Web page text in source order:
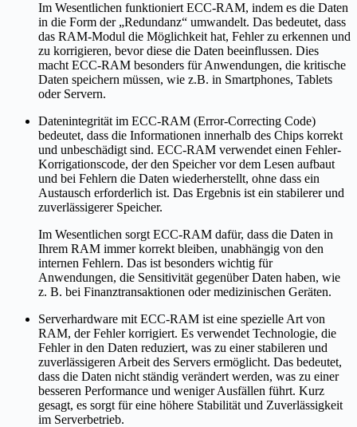
Im Wesentlichen funktioniert ECC-RAM, indem es die Daten
in die Form der „Redundanz“ umwandelt. Das bedeutet, dass
das RAM-Modul die Möglichkeit hat, Fehler zu erkennen und
zu korrigieren, bevor diese die Daten beeinflussen. Dies
macht ECC-RAM besonders für Anwendungen, die kritische
Daten speichern müssen, wie z.B. in Smartphones, Tablets
oder Servern.
Datenintegrität im ECC-RAM (Error-Correcting Code)
bedeutet, dass die Informationen innerhalb des Chips korrekt
und unbeschädigt sind. ECC-RAM verwendet einen Fehler-
Korrigationscode, der den Speicher vor dem Lesen aufbaut
und bei Fehlern die Daten wiederherstellt, ohne dass ein
Austausch erforderlich ist. Das Ergebnis ist ein stabilerer und
zuverlässigerer Speicher.
Im Wesentlichen sorgt ECC-RAM dafür, dass die Daten in
Ihrem RAM immer korrekt bleiben, unabhängig von den
internen Fehlern. Das ist besonders wichtig für
Anwendungen, die Sensitivität gegenüber Daten haben, wie
z. B. bei Finanztransaktionen oder medizinischen Geräten.
Serverhardware mit ECC-RAM ist eine spezielle Art von
RAM, der Fehler korrigiert. Es verwendet Technologie, die
Fehler in den Daten reduziert, was zu einer stabileren und
zuverlässigeren Arbeit des Servers ermöglicht. Das bedeutet,
dass die Daten nicht ständig verändert werden, was zu einer
besseren Performance und weniger Ausfällen führt. Kurz
gesagt, es sorgt für eine höhere Stabilität und Zuverlässigkeit
im Serverbetrieb.